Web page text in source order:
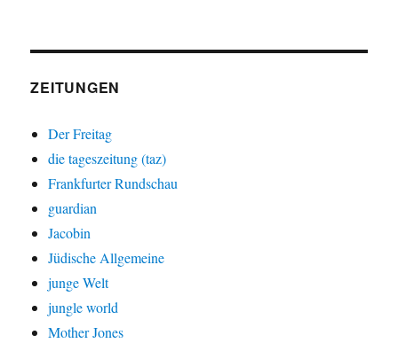
ZEITUNGEN
Der Freitag
die tageszeitung (taz)
Frankfurter Rundschau
guardian
Jacobin
Jüdische Allgemeine
junge Welt
jungle world
Mother Jones